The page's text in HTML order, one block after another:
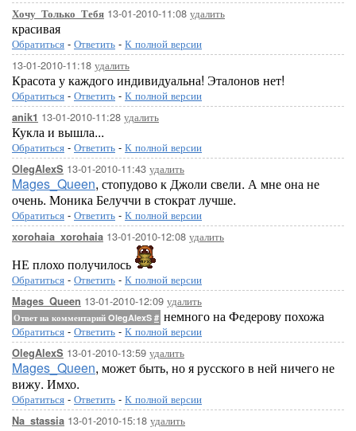
Хочу_Только_Тебя 13-01-2010-11:08 удалить
красивая
Обратиться - Ответить - К полной версии
13-01-2010-11:18 удалить
Красота у каждого индивидуальна! Эталонов нет!
Обратиться - Ответить - К полной версии
anik1 13-01-2010-11:28 удалить
Кукла и вышла...
Обратиться - Ответить - К полной версии
OlegAlexS 13-01-2010-11:43 удалить
Mages_Queen, стопудово к Джоли свели. А мне она не
очень. Моника Белуччи в стократ лучше.
Обратиться - Ответить - К полной версии
xorohaia_xorohaia 13-01-2010-12:08 удалить
НЕ плохо получилось
Обратиться - Ответить - К полной версии
Mages_Queen 13-01-2010-12:09 удалить
Ответ на комментарий OlegAlexS # немного на Федерову похожа
Обратиться - Ответить - К полной версии
OlegAlexS 13-01-2010-13:59 удалить
Mages_Queen, может быть, но я русского в ней ничего не
вижу. Имхо.
Обратиться - Ответить - К полной версии
Na_stassia 13-01-2010-15:18 удалить